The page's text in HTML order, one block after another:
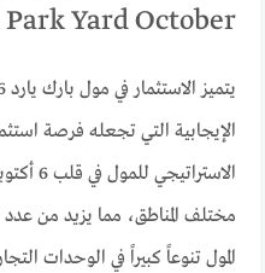
Yard October
الإيجابية التي تجعله فرصة
مختلف المناطق، مما يزيد من عدد
المول تنوعاً كبيراً في الوحدات